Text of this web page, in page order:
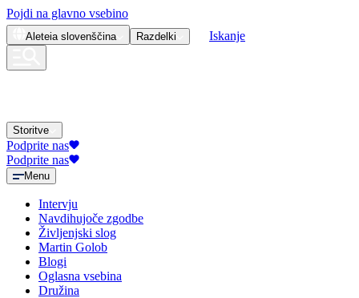
Pojdi na glavno vsebino
Aleteia slovenščina Razdelki Iskanje
Storitve
Podprite nas
Podprite nas
Menu
Intervju
Navdihujoče zgodbe
Življenjski slog
Martin Golob
Blogi
Oglasna vsebina
Družina